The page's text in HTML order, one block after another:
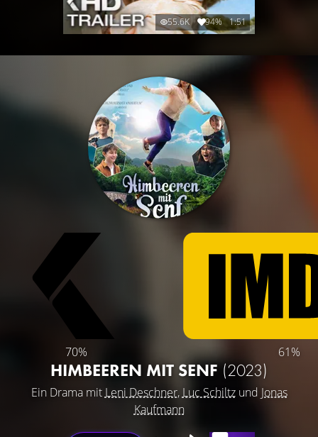
55.6K 94% 1:51
70% 61%
HIMBEEREN MIT SENF (2023)
Ein Drama mit Leni Deschner, Luc Schiltzund Jonas
Kaufmann